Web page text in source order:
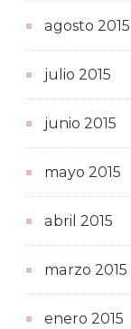
agosto 2015
julio 2015
junio 2015
mayo 2015
abril 2015
marzo 2015
enero 2015